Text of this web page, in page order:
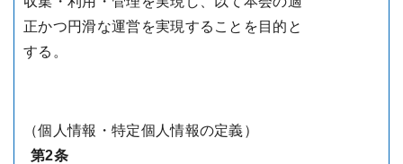
正かつ円滑な運営を実現することを目的と
する。
（個人情報・特定個人情報の定義）
第2条